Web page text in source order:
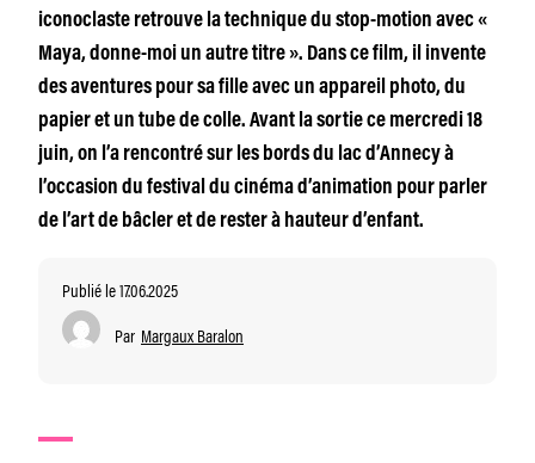
iconoclaste retrouve la technique du stop-motion avec «
Maya, donne-moi un autre titre ». Dans ce film, il invente
des aventures pour sa fille avec un appareil photo, du
papier et un tube de colle. Avant la sortie ce mercredi 18
juin, on l’a rencontré sur les bords du lac d’Annecy à
l’occasion du festival du cinéma d’animation pour parler
de l’art de bâcler et de rester à hauteur d’enfant.
Publié le 17.06.2025
Par Margaux Baralon